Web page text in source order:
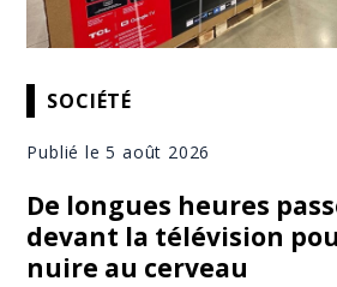
SOCIÉTÉ
Publié le 5 août 2026
De longues heures
devant la télévision
nuire au cerveau